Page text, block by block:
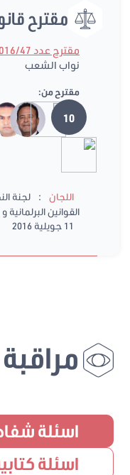
مقترح
مقترح عدد 2016/47
نواب الشعب
مقترح من:
10
اللجان :
لجنة
القوانين البرلمانية
11 جويلية 2016
اسئلة
اسئلة